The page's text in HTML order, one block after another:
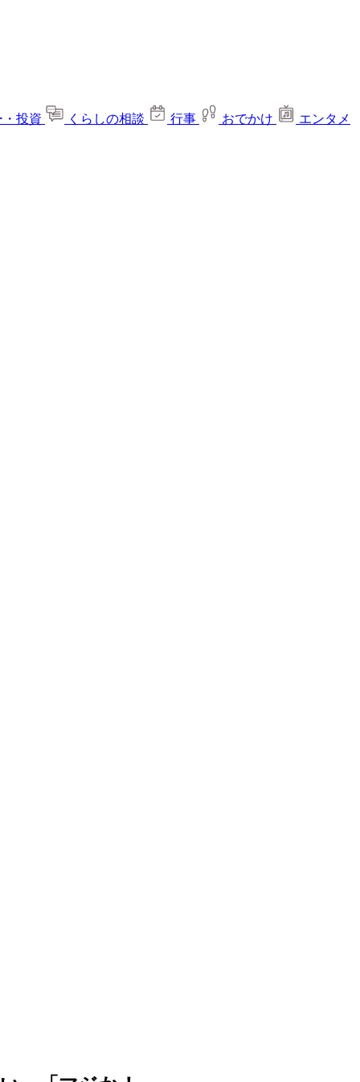
投資 くらしの相談 行事 おでかけ エンタメ